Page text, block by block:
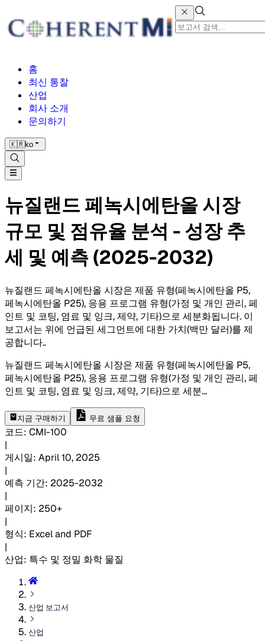
홈
최신 통찰
산업
회사 소개
문의하기
🇰🇷ko
뉴질랜드 페녹시에탄올 시장
규모 및 점유율 분석 - 성장 추
세 및 예측 (2025-2032)
뉴질랜드 페녹시에탄올 시장은 제품 유형(페녹시에탄올 P5,
페녹시에탄올 P25), 응용 프로그램 유형(가정 및 개인 관리, 페
인트 및 코팅, 염료 및 잉크, 제약, 기타)으로 세분화됩니다. 이
보고서는 위에 언급된 세그먼트에 대한 가치(백만 달러)를 제
공합니다..
뉴질랜드 페녹시에탄올 시장은 제품 유형(페녹시에탄올 P5,
페녹시에탄올 P25), 응용 프로그램 유형(가정 및 개인 관리, 페
인트 및 코팅, 염료 및 잉크, 제약, 기타)으로 세분...
지금 구매하기 무료 샘플 요청
코드: CMI-100
|
게시일: April 10, 2025
|
예측 기간: 2025-2032
|
페이지: 250+
|
형식: Excel and PDF
|
산업: 특수 및 정밀 화학 물질
산업 보고서
산업